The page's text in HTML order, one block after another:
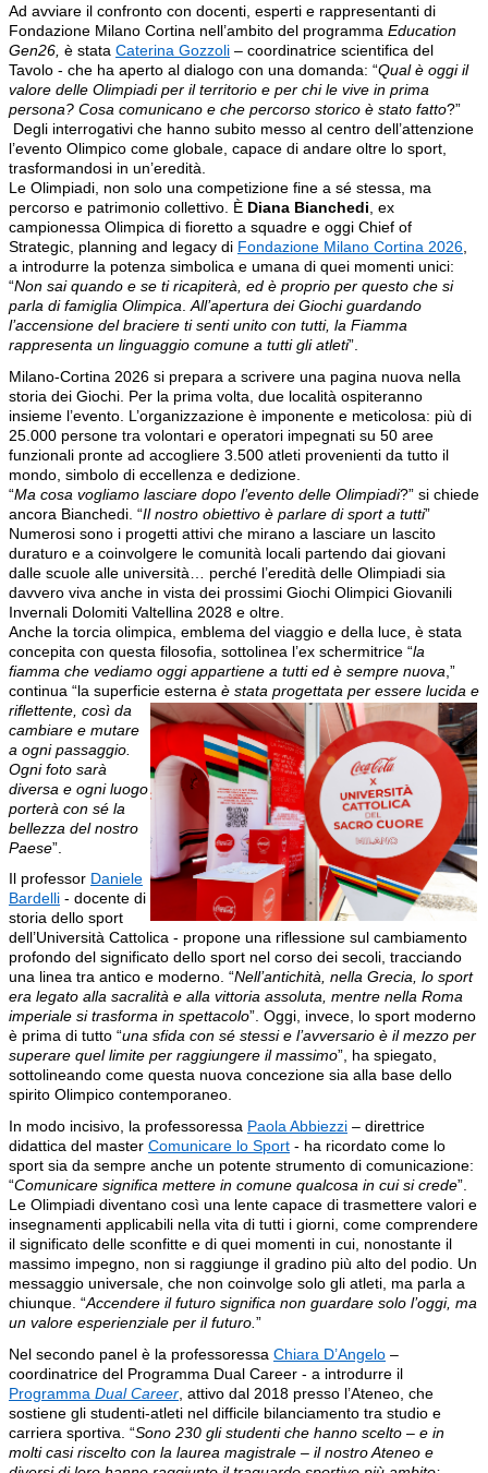
Ad avviare il confronto con docenti, esperti e rappresentanti di
Fondazione Milano Cortina nell’ambito del programma Education
Gen26, è stata Caterina Gozzoli – coordinatrice scientifica del
Tavolo - che ha aperto al dialogo con una domanda: “Qual è oggi il
valore delle Olimpiadi per il territorio e per chi le vive in prima
persona? Cosa comunicano e che percorso storico è stato fatto?”
Degli interrogativi che hanno subito messo al centro dell’attenzione
l’evento Olimpico come globale, capace di andare oltre lo sport,
trasformandosi in un’eredità.
Le Olimpiadi, non solo una competizione fine a sé stessa, ma
percorso e patrimonio collettivo. È Diana Bianchedi , ex
campionessa Olimpica di fioretto a squadre e oggi Chief of
Strategic, planning and legacy di Fondazione Milano Cortina 2026
a introdurre la potenza simbolica e umana di quei momenti unici:
“Non sai quando e se ti ricapiterà, ed è proprio per questo che si
parla di famiglia Olimpica All’apertura dei Giochi guardando
l’accensione del braciere ti senti unito con tutti, la Fiamma
rappresenta un linguaggio comune a tutti gli atleti”.
Milano-Cortina 2026 si prepara a scrivere una pagina nuova nella
storia dei Giochi. Per la prima volta, due località ospiteranno
insieme l’evento. L’organizzazione è imponente e meticolosa: più di
25.000 persone tra volontari e operatori impegnati su 50 aree
funzionali pronte ad accogliere 3.500 atleti provenienti da tutto il
mondo, simbolo di eccellenza e dedizione.
“Ma cosa vogliamo lasciare dopo l’evento delle Olimpiadi?” si chiede
ancora Bianchedi. “Il nostro obiettivo è parlare di sport a tutti”
Numerosi sono i progetti attivi che mirano a lasciare un lascito
duraturo e a coinvolgere le comunità locali partendo dai giovani
dalle scuole alle università… perché l’eredità delle Olimpiadi sia
davvero viva anche in vista dei prossimi Giochi Olimpici Giovanili
Invernali Dolomiti Valtellina 2028 e oltre.
Anche la torcia olimpica, emblema del viaggio e della luce, è stata
concepita con questa filosofia, sottolinea l’ex schermitrice “la
fiamma che vediamo oggi appartiene a tutti ed è sempre nuova ,”
continua “la superficie esterna è stata progettata per essere lucida e
riflettente, così da
cambiare e mutare
a ogni passaggio.
Ogni foto sarà
diversa e ogni luogo
porterà con sé la
bellezza del nostro
Paese”.
Il professor Daniele
Bardelli - docente di
storia dello sport
dell’Università Cattolica - propone una riflessione sul cambiamento
profondo del significato dello sport nel corso dei secoli, tracciando
una linea tra antico e moderno. “Nell’antichità, nella Grecia, lo sport
era legato alla sacralità e alla vittoria assoluta, mentre nella Roma
imperiale si trasforma in spettacolo”. Oggi, invece, lo sport moderno
è prima di tutto “una sfida con sé stessi e l’avversario è il mezzo per
superare quel limite per raggiungere il massimo”, ha spiegato,
sottolineando come questa nuova concezione sia alla base dello
spirito Olimpico contemporaneo.
In modo incisivo, la professoressa Paola Abbiezzi – direttrice
didattica del master Comunicare lo Sport - ha ricordato come lo
sport sia da sempre anche un potente strumento di comunicazione:
“Comunicare significa mettere in comune qualcosa in cui si crede”.
Le Olimpiadi diventano così una lente capace di trasmettere valori e
insegnamenti applicabili nella vita di tutti i giorni, come comprendere
il significato delle sconfitte e di quei momenti in cui, nonostante il
massimo impegno, non si raggiunge il gradino più alto del podio. Un
messaggio universale, che non coinvolge solo gli atleti, ma parla a
chiunque. “Accendere il futuro significa non guardare solo l’oggi, ma
un valore esperienziale per il futuro. ”
Nel secondo panel è la professoressa Chiara D’Angelo –
coordinatrice del Programma Dual Career - a introdurre il
Programma Dual Career , attivo dal 2018 presso l’Ateneo, che
sostiene gli studenti-atleti nel difficile bilanciamento tra studio e
carriera sportiva. “Sono 230 gli studenti che hanno scelto – e in
molti casi riscelto con la laurea magistrale – il nostro Ateneo e